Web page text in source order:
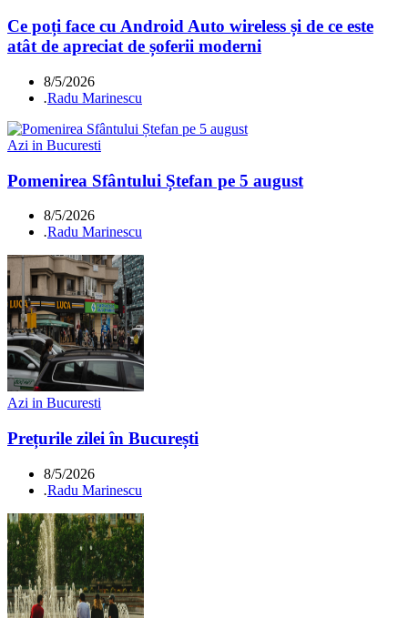
Ce poți face cu Android Auto wireless și de ce este
atât de apreciat de șoferii moderni
8/5/2026
.Radu Marinescu
Azi in Bucuresti
Pomenirea Sfântului Ștefan pe 5 august
8/5/2026
.Radu Marinescu
Azi in Bucuresti
Prețurile zilei în București
8/5/2026
.Radu Marinescu